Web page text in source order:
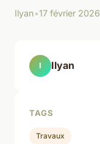
Ilyan•17 février 2026
I Ilyan
TAGS
Travaux